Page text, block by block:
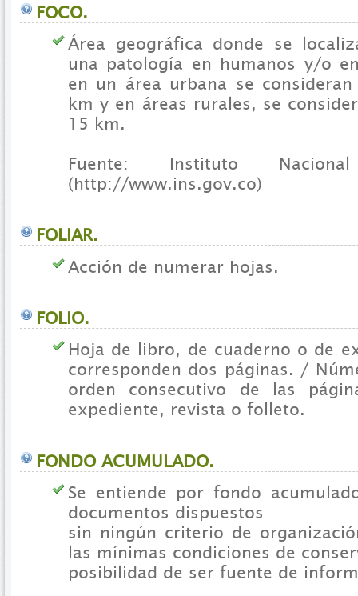
FOCO.
Área geográfica donde se
una patología en humanos y/o
en un área urbana se
km y en áreas rurales, se
15 km.
Fuente: Instituto
(http://www.ins.gov.co)
FOLIAR.
Acción de numerar hojas.
FOLIO.
Hoja de libro, de cuaderno o de
corresponden dos páginas. /
orden consecutivo de las
expediente, revista o folleto.
FONDO ACUMULADO.
Se entiende por fondo
documentos dispuestos
sin ningún criterio de
las mínimas condiciones de
posibilidad de ser fuente de